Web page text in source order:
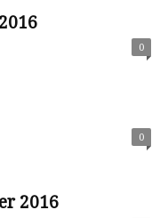
0
0
2016